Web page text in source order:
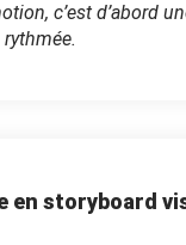
c’est d’abord
en storyboard